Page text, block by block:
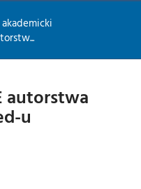
akademicki
autorstwa
u